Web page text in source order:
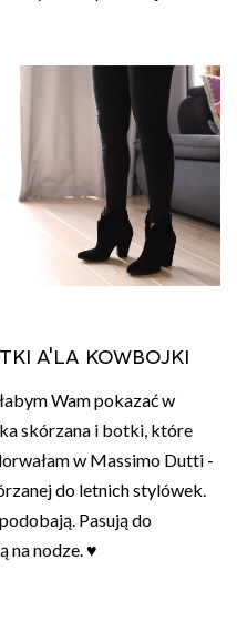
a'la kowbojki
Wam pokazać w
skórzana i botki, które
w Massimo Dutti -
do letnich stylówek.
Pasują do
na nodze. ♥